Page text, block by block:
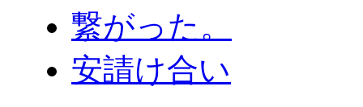
繋がった。
安請け合い